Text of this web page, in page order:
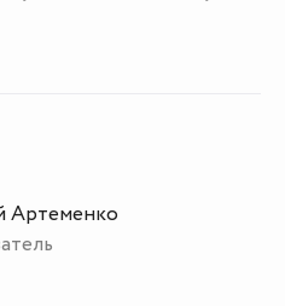
Артеменко